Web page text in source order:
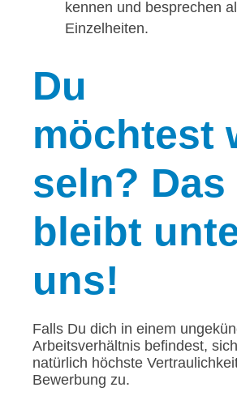
kennen und besprechen
Einzelheiten.
Du
möchtest
seln? Das
bleibt
uns!
Falls Du dich in einem
Arbeitsverhältnis befindest,
natürlich höchste
Bewerbung zu.